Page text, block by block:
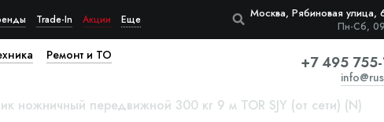
Trade-In Акции Еще Москва, Рябиновая улица,
Пн-Сб,
Ремонт и ТО +7 495
ножничный передвижной 300 кг 9 м TOR SJY (от сети) (N)